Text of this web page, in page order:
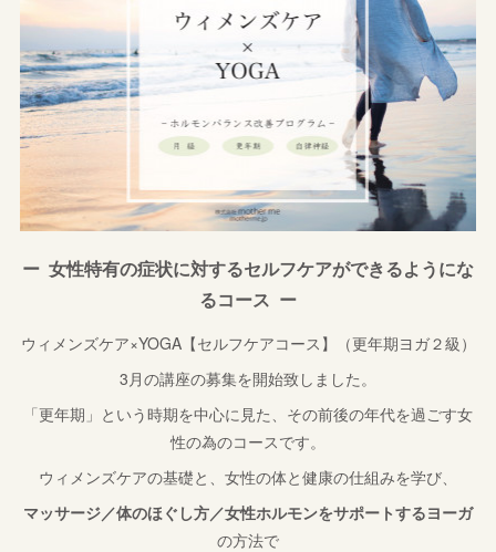
ー 女性特有の症状に対するセルフケアができるようにな
るコース ー
ウィメンズケア×YOGA【セルフケアコース】（更年期ヨガ２級）
3月の講座の募集を開始致しました。
「更年期」という時期を中心に見た、その前後の年代を過ごす女
性の為のコースです。
ウィメンズケアの基礎と、女性の体と健康の仕組みを学び、
マッサージ／体のほぐし方／女性ホルモンをサポートするヨーガ
の方法で